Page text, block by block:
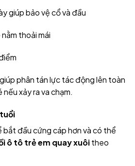
giúp bảo vệ cổ và đầu
thoải mái
phân tán lực tác động lên toàn
xảy ra va chạm.
bắt đầu cứng cáp hơn và có thể
ô tô trẻ em quay xuôitheo